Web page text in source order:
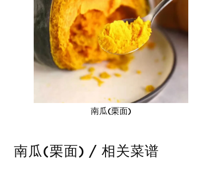
南瓜(栗面)
南瓜(栗面) / 相关菜谱